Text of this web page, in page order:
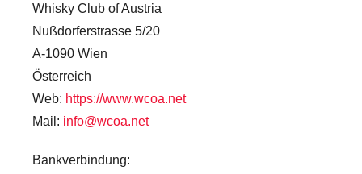
Whisky Club of Austria
Nußdorferstrasse 5/20
A-1090 Wien
Österreich
Web: https://www.wcoa.net
Mail: info@wcoa.net
Bankverbindung: